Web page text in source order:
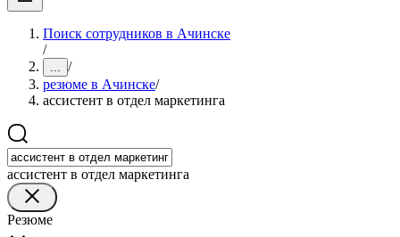
Поиск сотрудников в Ачинске
/
... /
резюме в Ачинске/
ассистент в отдел маркетинга
ассистент в отдел маркетинга
Резюме